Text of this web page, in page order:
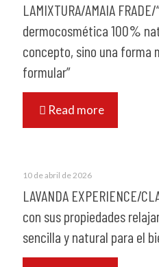
LAMIXTURA/AMAIA
dermocosmética 100%
concepto, sino una forma
formular”
Read more
10 de abril de 2026
LAVANDA EXPERIENCE/
con sus propiedades
sencilla y natural para el